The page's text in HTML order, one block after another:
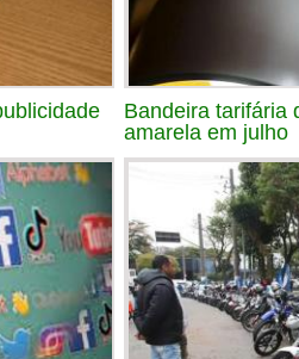
Bandeira tarifária
amarela em julho